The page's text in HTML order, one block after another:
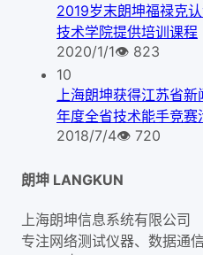
2019岁末朗坤福禄克
技术学院提供培训课程
2020/1/1👁 823
10
上海朗坤获得江苏省
年度全省技术能手竞
2018/7/4👁 720
朗坤 LANGKUN
上海朗坤信息系统有限公司
专注网络测试仪器、数据通